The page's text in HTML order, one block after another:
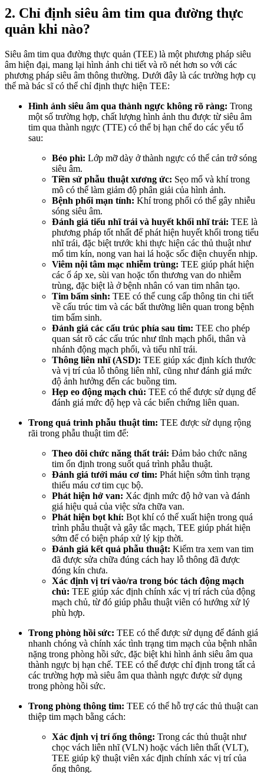
2. Chỉ định siêu âm tim qua đường thực
quản khi nào?
Siêu âm tim qua đường thực quản (TEE) là một phương pháp siêu
âm hiện đại, mang lại hình ảnh chi tiết và rõ nét hơn so với các
phương pháp siêu âm thông thường. Dưới đây là các trường hợp cụ
thể mà bác sĩ có thể chỉ định thực hiện TEE:
Hình ảnh siêu âm qua thành ngực không rõ ràng: Trong
một số trường hợp, chất lượng hình ảnh thu được từ siêu âm
tim qua thành ngực (TTE) có thể bị hạn chế do các yếu tố
sau:
Béo phì: Lớp mỡ dày ở thành ngực có thể cản trở sóng
siêu âm.
Tiền sử phẫu thuật xương ức: Sẹo mổ và khí trong
mô có thể làm giảm độ phân giải của hình ảnh.
Bệnh phổi mạn tính: Khí trong phổi có thể gây nhiễu
sóng siêu âm.
Đánh giá tiểu nhĩ trái và huyết khối nhĩ trái: TEE là
phương pháp tốt nhất để phát hiện huyết khối trong tiểu
nhĩ trái, đặc biệt trước khi thực hiện các thủ thuật như
mổ tim kín, nong van hai lá hoặc sốc điện chuyển nhịp.
Viêm nội tâm mạc nhiễm trùng: TEE giúp phát hiện
các ổ áp xe, sùi van hoặc tổn thương van do nhiễm
trùng, đặc biệt là ở bệnh nhân có van tim nhân tạo.
Tim bẩm sinh: TEE có thể cung cấp thông tin chi tiết
về cấu trúc tim và các bất thường liên quan trong bệnh
tim bẩm sinh.
Đánh giá các cấu trúc phía sau tim: TEE cho phép
quan sát rõ các cấu trúc như tĩnh mạch phổi, thân và
nhánh động mạch phổi, và tiểu nhĩ trái.
Thông liên nhĩ (ASD): TEE giúp xác định kích thước
và vị trí của lỗ thông liên nhĩ, cũng như đánh giá mức
độ ảnh hưởng đến các buồng tim.
Hẹp eo động mạch chủ: TEE có thể được sử dụng để
đánh giá mức độ hẹp và các biến chứng liên quan.
Trong quá trình phẫu thuật tim: TEE được sử dụng rộng
rãi trong phẫu thuật tim để:
Theo dõi chức năng thất trái: Đảm bảo chức năng
tim ổn định trong suốt quá trình phẫu thuật.
Đánh giá tưới máu cơ tim: Phát hiện sớm tình trạng
thiếu máu cơ tim cục bộ.
Phát hiện hở van: Xác định mức độ hở van và đánh
giá hiệu quả của việc sửa chữa van.
Phát hiện bọt khí: Bọt khí có thể xuất hiện trong quá
trình phẫu thuật và gây tắc mạch, TEE giúp phát hiện
sớm để có biện pháp xử lý kịp thời.
Đánh giá kết quả phẫu thuật: Kiểm tra xem van tim
đã được sửa chữa đúng cách hay lỗ thông đã được
đóng kín chưa.
Xác định vị trí vào/ra trong bóc tách động mạch
chủ: TEE giúp xác định chính xác vị trí rách của động
mạch chủ, từ đó giúp phẫu thuật viên có hướng xử lý
phù hợp.
Trong phòng hồi sức: TEE có thể được sử dụng để đánh giá
nhanh chóng và chính xác tình trạng tim mạch của bệnh nhân
nặng trong phòng hồi sức, đặc biệt khi hình ảnh siêu âm qua
thành ngực bị hạn chế. TEE có thể được chỉ định trong tất cả
các trường hợp mà siêu âm qua thành ngực được sử dụng
trong phòng hồi sức.
Trong phòng thông tim: TEE có thể hỗ trợ các thủ thuật can
thiệp tim mạch bằng cách:
Xác định vị trí ống thông: Trong các thủ thuật như
chọc vách liên nhĩ (VLN) hoặc vách liên thất (VLT),
TEE giúp kỹ thuật viên xác định chính xác vị trí của
ống thông.